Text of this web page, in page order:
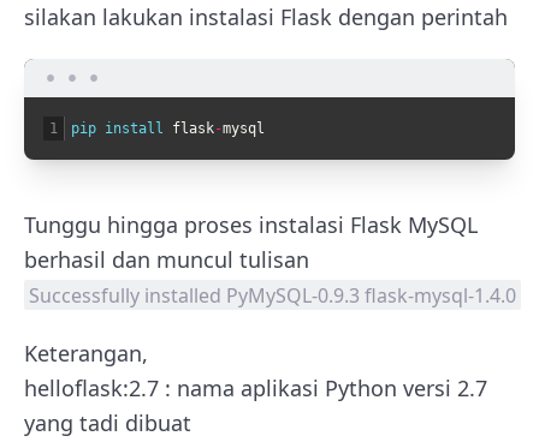
silakan lakukan instalasi Flask dengan perintah
1 pip install flask-mysql
Tunggu hingga proses instalasi Flask MySQL
berhasil dan muncul tulisan
Successfully installed PyMySQL-0.9.3 flask-mysql-1.4.0
Keterangan,
helloflask:2.7 : nama aplikasi Python versi 2.7
yang tadi dibuat